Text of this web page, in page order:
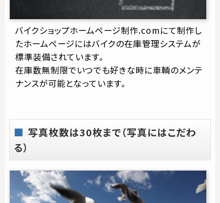
バイクショップホームページ制作.comにて制作し
たホームページにはバイクの在庫管理システムが
標準装備されています。
在庫数無制限でいつでも好きな時に車輌のメンテ
ナンスが可能となっています。
写真枚数は30枚まで（写真にはこだわ
る）